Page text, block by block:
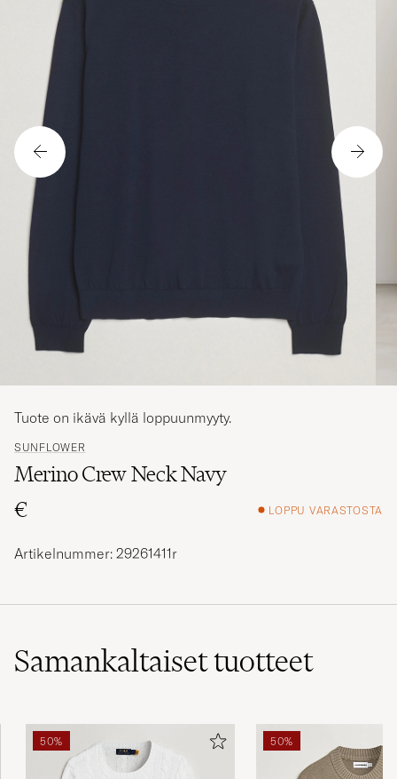
SUNFLOWER
Merino Crew Neck Navy
€
LOPPU VARASTOSTA
Tuote on ikävä kyllä loppuunmyyty.
Artikelnummer: 29261411r
Samankaltaisettuotteet
50% 50%